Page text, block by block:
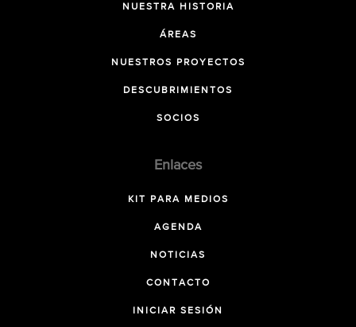
NUESTRA HISTORIA
ÁREAS
NUESTROS PROYECTOS
DESCUBRIMIENTOS
SOCIOS
Enlaces
KIT PARA MEDIOS
AGENDA
NOTICIAS
CONTACTO
INICIAR SESIÓN